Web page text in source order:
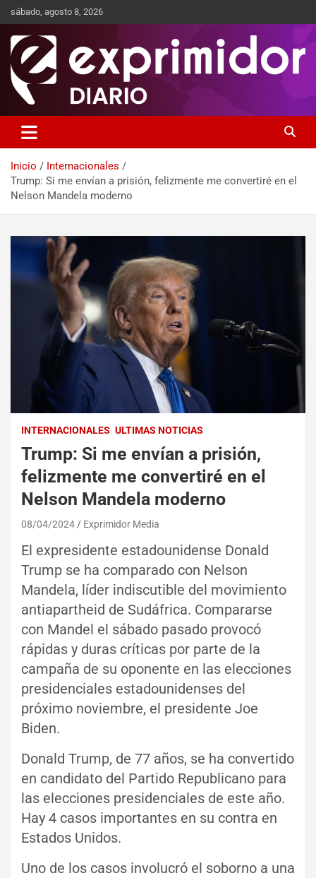
sábado, agosto 8, 2026
Exprimidor media
Inicio
Internacionales
Trump: Si me envían a prisión, felizmente me convertiré en el
Nelson Mandela moderno
INTERNACIONALES ULTIMAS NOTICIAS
Trump: Si me envían a prisión,
felizmente me convertiré en el
Nelson Mandela moderno
08/04/2024 Exprimidor Media
El expresidente estadounidense Donald
Trump se ha comparado con Nelson
Mandela, líder indiscutible del movimiento
antiapartheid de Sudáfrica. Compararse
con Mandel el sábado pasado provocó
rápidas y duras críticas por parte de la
campaña de su oponente en las elecciones
presidenciales estadounidenses del
próximo noviembre, el presidente Joe
Biden.
Donald Trump, de 77 años, se ha convertido
en candidato del Partido Republicano para
las elecciones presidenciales de este año.
Hay 4 casos importantes en su contra en
Estados Unidos.
Uno de los casos involucró el soborno a una